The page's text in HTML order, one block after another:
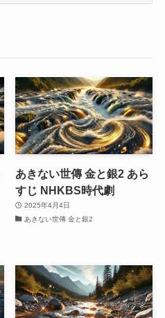
あきない世傳 金と銀2 あら
すじ NHKBS時代劇
2025年4月4日
あきない世傳 金と銀2